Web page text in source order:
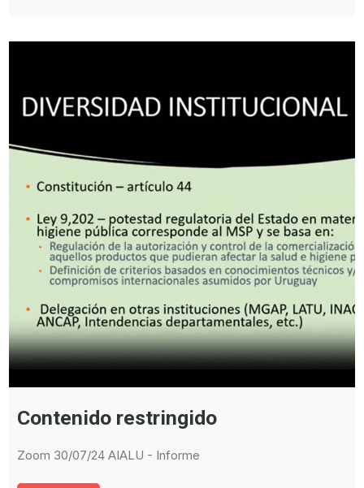
Contenido restringido
Zoom 30/07/24 AIALU - Informe